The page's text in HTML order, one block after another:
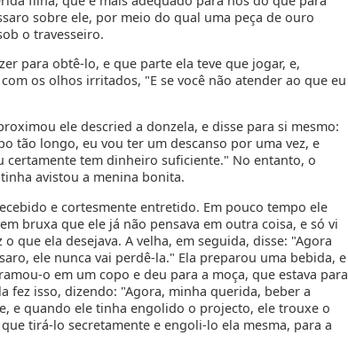
sobre ele, por meio do qual uma peça de ouro
o travesseiro.
para obtê-lo, e que parte ela teve que jogar, e,
os olhos irritados, "E se você não atender ao que eu
ele descried a donzela, e disse para si mesmo:
tão longo, eu vou ter um descanso por uma vez, e
certamente tem dinheiro suficiente." No entanto, o
avistou a menina bonita.
e cortesmente entretido. Em pouco tempo ele
bruxa que ele já não pensava em outra coisa, e só vi
que ela desejava. A velha, em seguida, disse: "Agora
ele nunca vai perdê-la." Ela preparou uma bebida, e
o em um copo e deu para a moça, que estava para
fez isso, dizendo: "Agora, minha querida, beber a
e quando ele tinha engolido o projecto, ele trouxe o
tirá-lo secretamente e engoli-lo ela mesma, para a